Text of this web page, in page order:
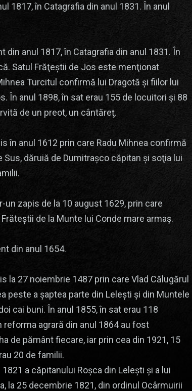
1817, în Catagrafia din anul 1831. În anul
anul 1817, în Catagrafia din anul 1831. În
Satul Frăţeştii de Jos este menţionat
Turcitul confirmă lui Dragotă şi fiilor lui
În anul 1898, în sat erau 155 de locuitori și 88
de un preot, un cântăreţ.
în anul 1612 prin care Radu Mihnea confirmă
dăruiă de Dumitraşco căpitan şi soţia lui
zapis de la 10 august 1629, prin care
de la Munte lui Conde mare armaş.
din anul 1654.
la 27 noiembrie 1487 prin care Vlad Călugărul
peste a şaptea parte din Leleşti şi din Muntele
cai buni. În anul 1855, în sat erau 118
reforma agrară din anul 1864 au fost
de pământ fiecare, iar prin cea din 1921, 15
20 de familii.
a căpitanului Roşca din Leleşti şi a lui
la 25 decembrie 1821, din ordinul Ocârmuirii